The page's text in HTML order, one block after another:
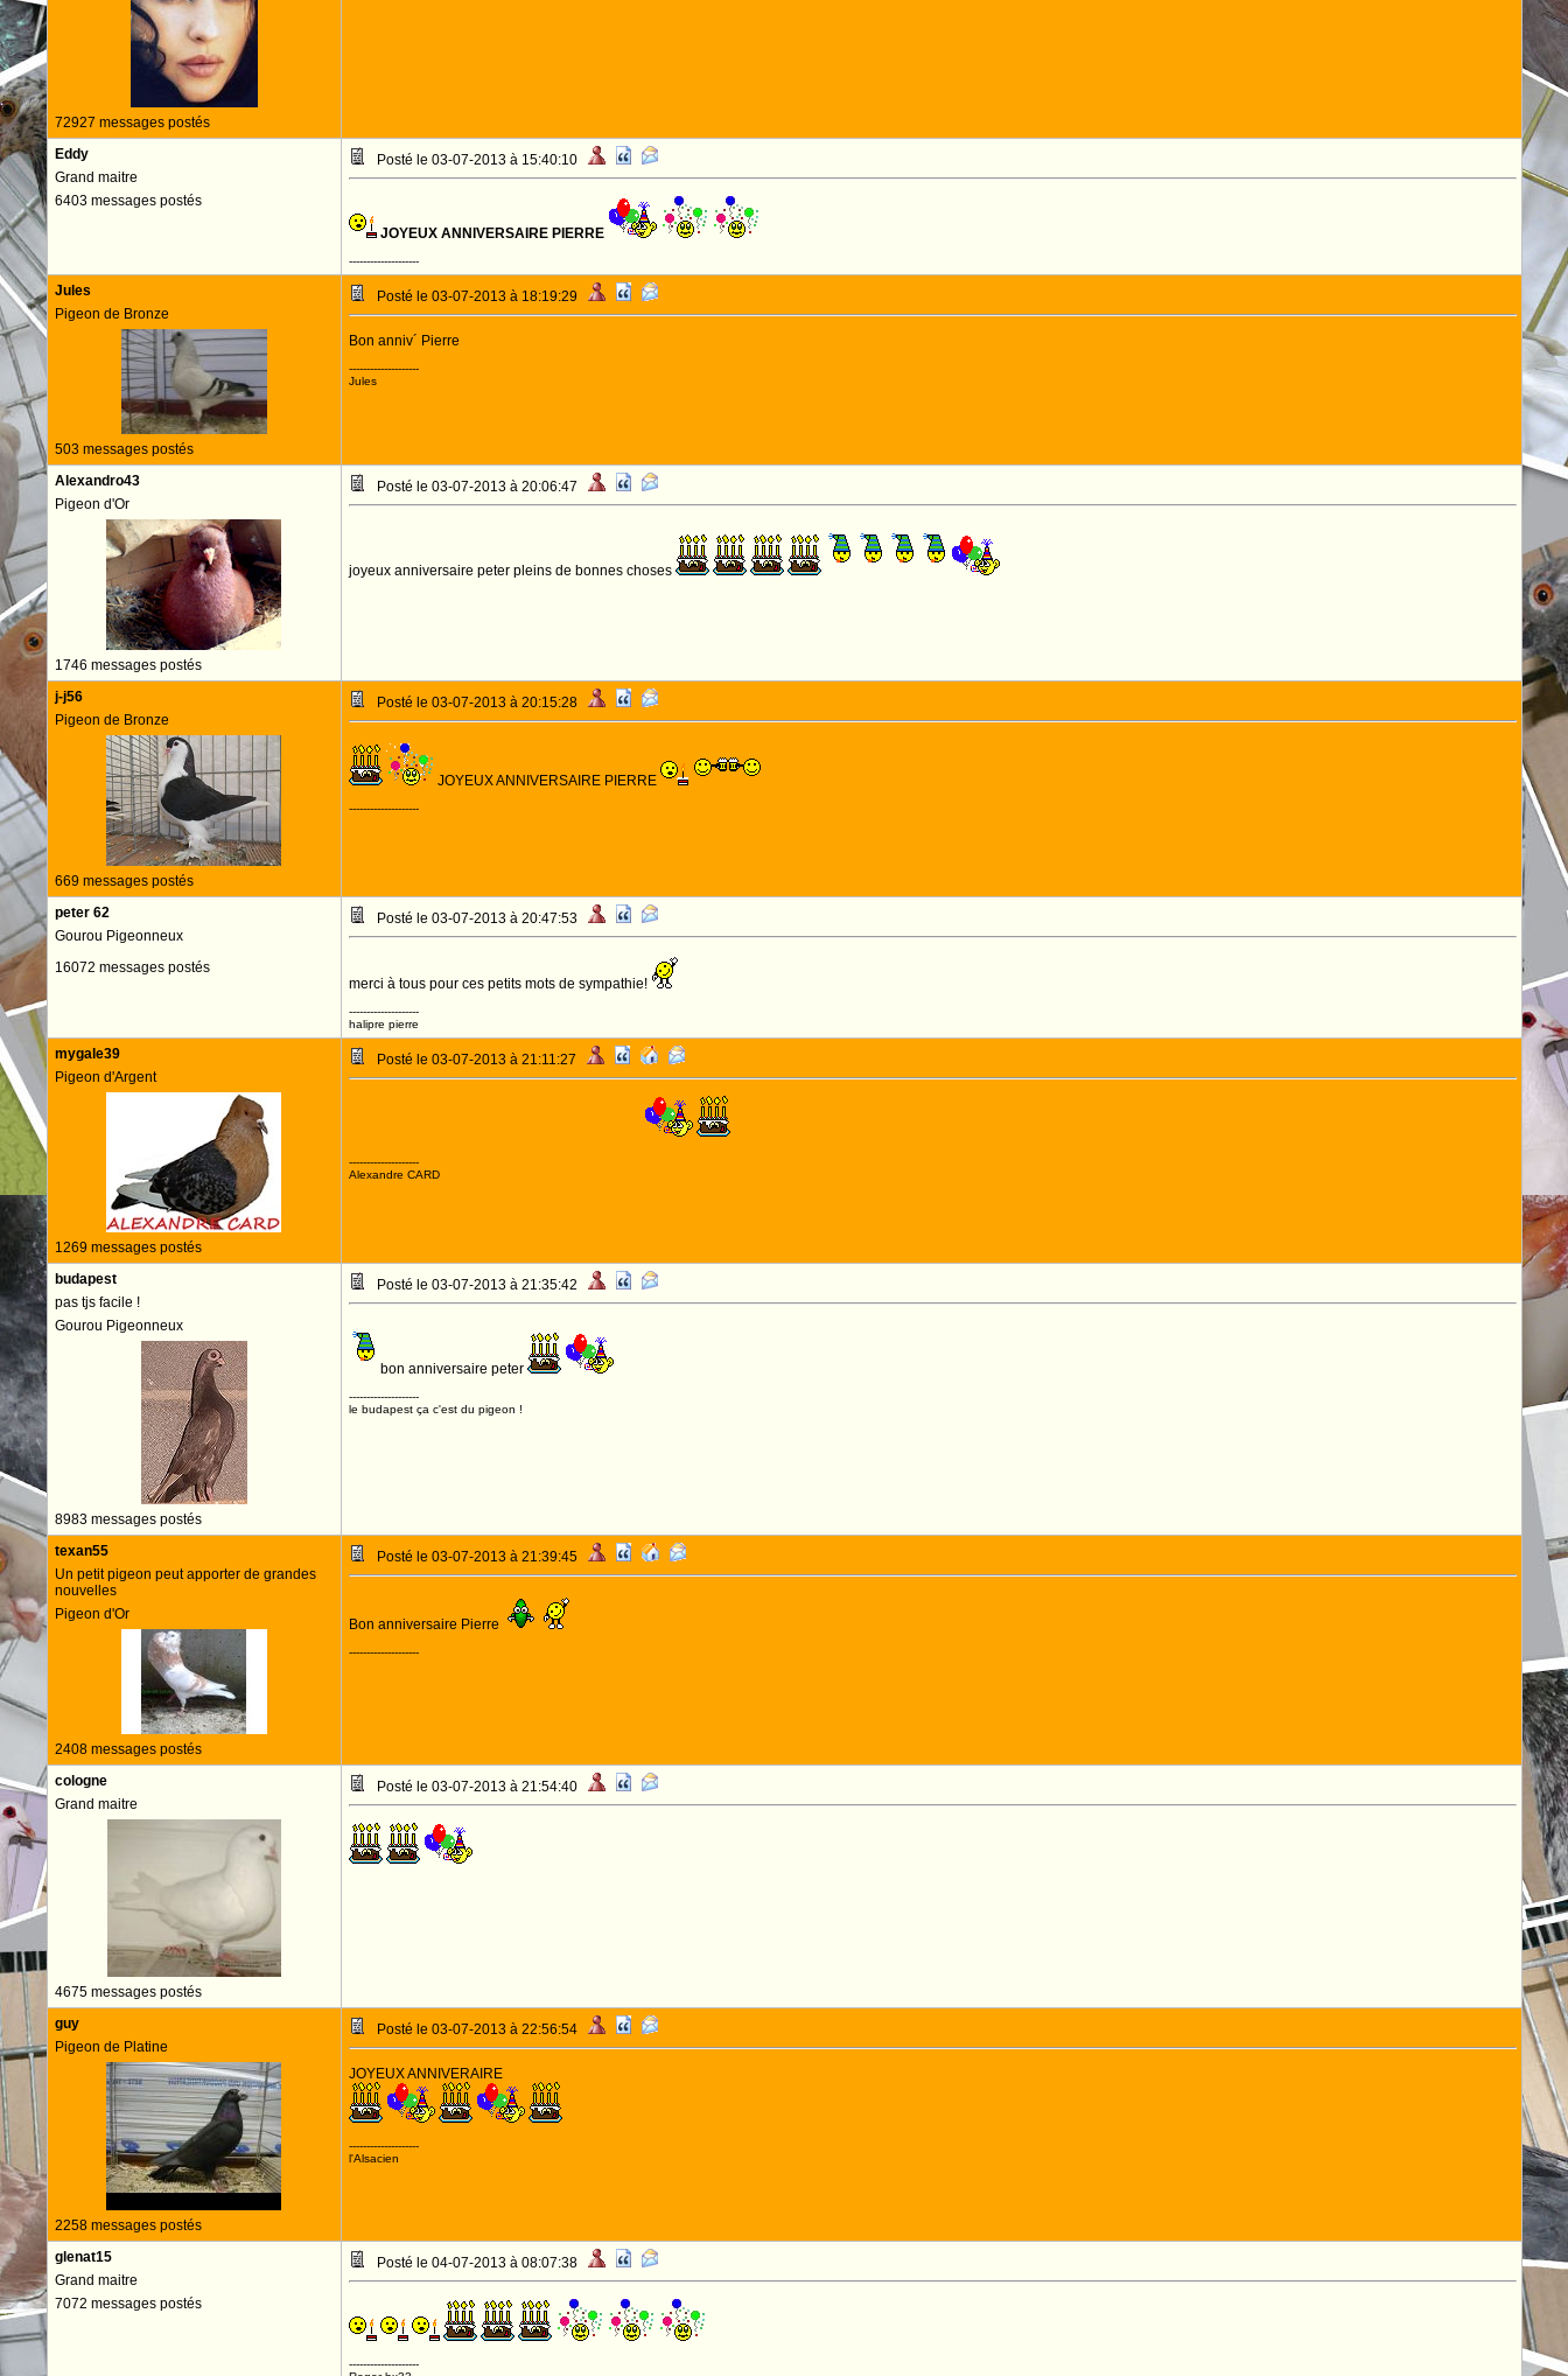
72927 messages postés
Eddy
Grand maitre
6403 messages postés
Posté le 03-07-2013 à 15:40:10
JOYEUX ANNIVERSAIRE PIERRE
--------------------
Jules
Pigeon de Bronze
503 messages postés
Posté le 03-07-2013 à 18:19:29
Bon anniv´ Pierre
--------------------
Jules
Alexandro43
Pigeon d'Or
1746 messages postés
Posté le 03-07-2013 à 20:06:47
joyeux anniversaire peter pleins de bonnes choses
j-j56
Pigeon de Bronze
669 messages postés
Posté le 03-07-2013 à 20:15:28
JOYEUX ANNIVERSAIRE PIERRE
--------------------
peter 62
Gourou Pigeonneux
16072 messages postés
Posté le 03-07-2013 à 20:47:53
merci à tous pour ces petits mots de sympathie!
--------------------
halipre pierre
mygale39
Pigeon d'Argent
1269 messages postés
Posté le 03-07-2013 à 21:11:27
--------------------
Alexandre CARD
budapest
pas tjs facile !
Gourou Pigeonneux
8983 messages postés
Posté le 03-07-2013 à 21:35:42
bon anniversaire peter
--------------------
le budapest ça c'est du pigeon !
texan55
Un petit pigeon peut apporter de grandes
nouvelles
Pigeon d'Or
2408 messages postés
Posté le 03-07-2013 à 21:39:45
Bon anniversaire Pierre
--------------------
cologne
Grand maitre
4675 messages postés
Posté le 03-07-2013 à 21:54:40
guy
Pigeon de Platine
2258 messages postés
Posté le 03-07-2013 à 22:56:54
JOYEUX ANNIVERAIRE
--------------------
l'Alsacien
glenat15
Grand maitre
7072 messages postés
Posté le 04-07-2013 à 08:07:38
--------------------